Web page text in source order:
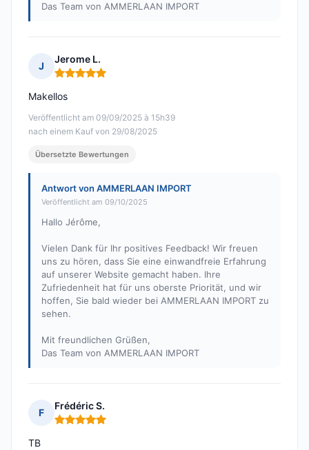
Das Team von AMMERLAAN IMPORT
J
Jerome L.
Hinweis: 5 von 5
Veröffentlicht am 09/09/2025 à 15h39
nach einem Kauf von 29/08/2025
Makellos
Übersetzte Bewertungen
Antwort von AMMERLAAN IMPORT
Veröffentlicht am 09/10/2025
Hallo Jérôme,
Vielen Dank für Ihr positives Feedback! Wir freuen
uns zu hören, dass Sie eine einwandfreie Erfahrung
auf unserer Website gemacht haben. Ihre
Zufriedenheit hat für uns oberste Priorität, und wir
hoffen, Sie bald wieder bei AMMERLAAN IMPORT zu
sehen.
Mit freundlichen Grüßen,
Das Team von AMMERLAAN IMPORT
F
Frédéric S.
Hinweis: 5 von 5
TB